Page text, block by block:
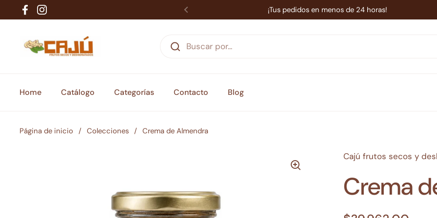
Ir al contenido
FacebookInstagram
¡Tus pedidos en menos de 24 horas!
Home Catálogo Categorías Contacto Blog
Página de inicio / Colecciones / Crema de Almendra
Cajú frutos secos y
Crema